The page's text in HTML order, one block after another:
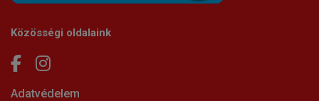
Közösségi oldalaink
Adatvédelem